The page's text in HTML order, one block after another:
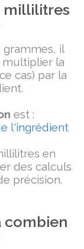
millilitres
il
la
cas) par la
est :
l'ingrédient
en
des calculs
précision.
combien